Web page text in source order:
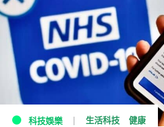
科技娛樂 生活科技 健康